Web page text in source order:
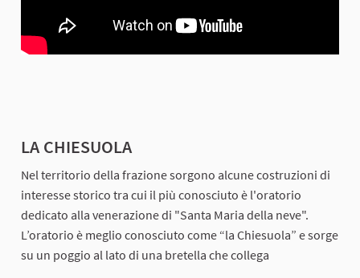
LA CHIESUOLA
Nel territorio della frazione sorgono alcune costruzioni di
interesse storico tra cui il più conosciuto è l'oratorio
dedicato alla venerazione di "Santa Maria della neve".
L’oratorio è meglio conosciuto come “la Chiesuola” e sorge
su un poggio al lato di una bretella che collega